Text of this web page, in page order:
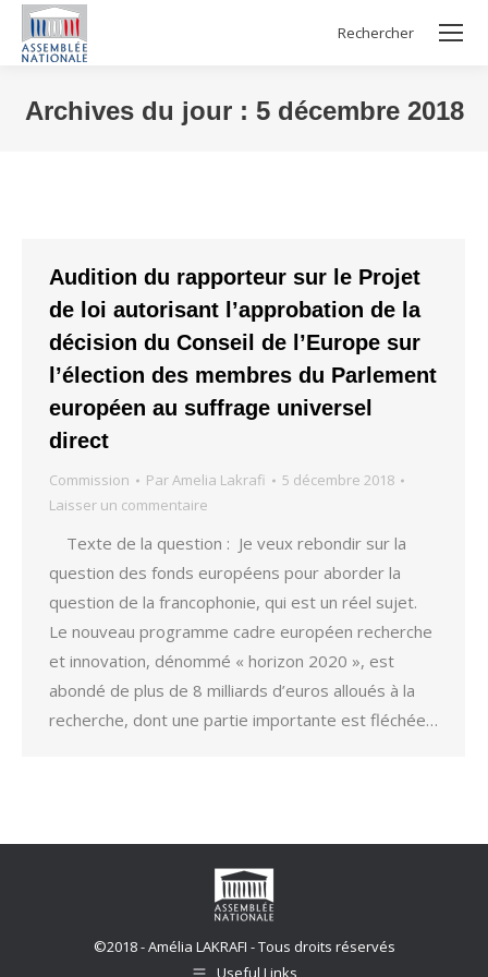
Search:
Rechercher
Archives du jour : 5 décembre 2018
Audition du rapporteur sur le Projet
de loi autorisant l’approbation de la
décision du Conseil de l’Europe sur
l’élection des membres du Parlement
européen au suffrage universel
direct
Commission ParAmelia Lakrafi
5 décembre 2018
Laisser un commentaire
Texte de la question : Je veux rebondir sur la
question des fonds européens pour aborder la
question de la francophonie, qui est un réel sujet.
Le nouveau programme cadre européen recherche
et innovation, dénommé « horizon 2020 », est
abondé de plus de 8 milliards d’euros alloués à la
recherche, dont une partie importante est fléchée…
©2018 - Amélia LAKRAFI - Tous droits réservés
Useful Links